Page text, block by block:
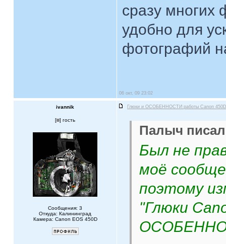
сразу многих
удобно для
фотографий
06 окт, 09 23:02
ivannik Глюки и ОСОБЕННОСТИ работы Canon 450D
[ ] гость
Сообщения: 3
Откуда: Калининград
Камера: Canon EOS 450D
Палыч
Был не
моё
поэтому
"Глюки